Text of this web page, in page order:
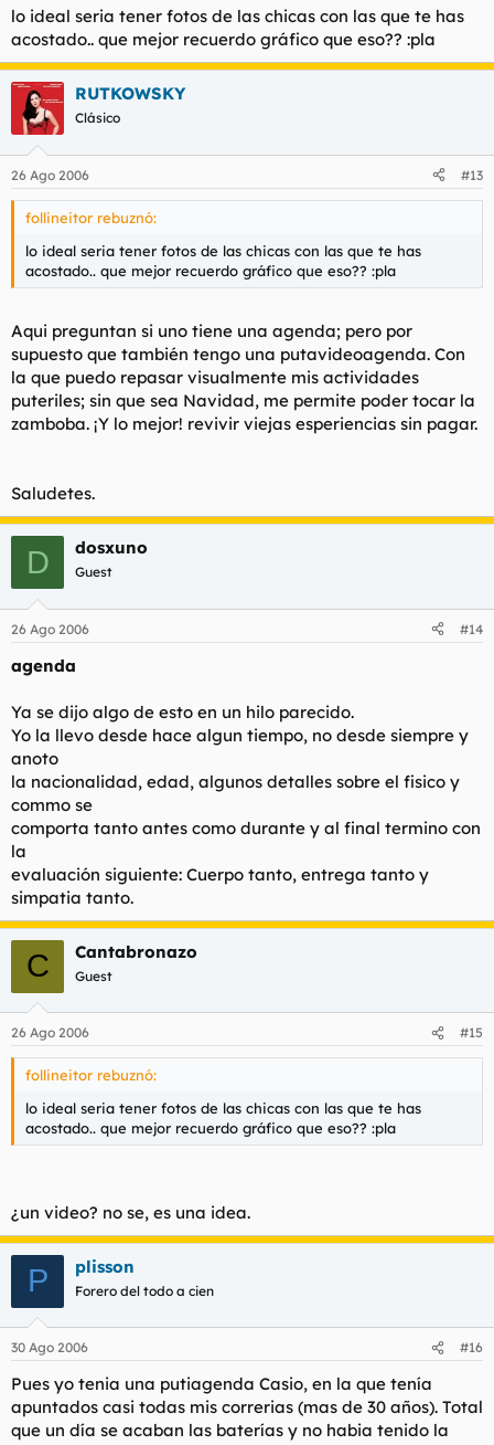
lo ideal seria tener fotos de las chicas con las que te has
acostado.. que mejor recuerdo gráfico que eso?? :pla
RUTKOWSKY
Clásico
26 Ago 2006 #13
follineitor rebuznó:
lo ideal seria tener fotos de las chicas con las que te has
acostado.. que mejor recuerdo gráfico que eso?? :pla
Aqui preguntan si uno tiene una agenda; pero por
supuesto que también tengo una putavideoagenda. Con
la que puedo repasar visualmente mis actividades
puteriles; sin que sea Navidad, me permite poder tocar la
zamboba. ¡Y lo mejor! revivir viejas esperiencias sin pagar.
Saludetes.
D dosxuno
Guest
26 Ago 2006 #14
agenda
Ya se dijo algo de esto en un hilo parecido.
Yo la llevo desde hace algun tiempo, no desde siempre y
anoto
la nacionalidad, edad, algunos detalles sobre el fisico y
commo se
comporta tanto antes como durante y al final termino con
la
evaluación siguiente: Cuerpo tanto, entrega tanto y
simpatia tanto.
C Cantabronazo
Guest
26 Ago 2006 #15
follineitor rebuznó:
lo ideal seria tener fotos de las chicas con las que te has
acostado.. que mejor recuerdo gráfico que eso?? :pla
¿un video? no se, es una idea.
P plisson
Forero del todo a cien
30 Ago 2006 #16
Pues yo tenia una putiagenda Casio, en la que tenía
apuntados casi todas mis correrias (mas de 30 años). Total
que un día se acaban las baterías y no habia tenido la